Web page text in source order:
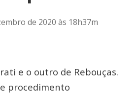
de 2020 às 18h37m
e o outro de Rebouças.
procedimento